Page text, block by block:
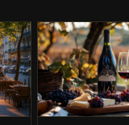
à
Comment
Beaujolais
sublimer